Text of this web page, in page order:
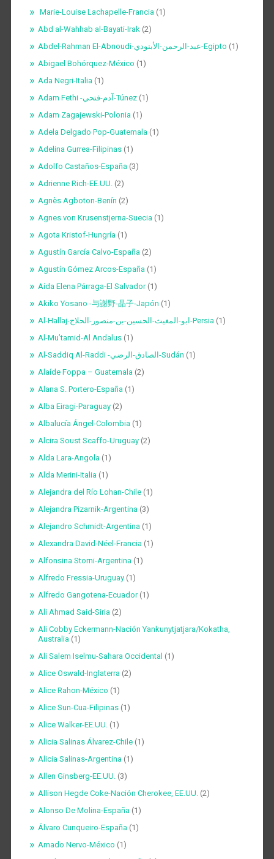
Marie-Louise Lachapelle-Francia (1)
Abd al-Wahhab al-Bayati-Irak (2)
Abdel-Rahman El-Abnoudi-عبد-الرحمن-الأبنودي-Egipto (1)
Abigael Bohórquez-México (1)
Ada Negri-Italia (1)
Adam Fethi -آدم-فتحي-Túnez(1)
Adam Zagajewski-Polonia (1)
Adela Delgado Pop-Guatemala (1)
Adelina Gurrea-Filipinas(1)
Adolfo Castaños-España (3)
Adrienne Rich-EE.UU. (2)
Agnès Agboton-Benín (2)
Agnes von Krusenstjerna-Suecia (1)
Agota Kristof-Hungría (1)
Agustín García Calvo-España (2)
Agustín Gómez Arcos-España (1)
Aída Elena Párraga-El Salvador(1)
Akiko Yosano -与謝野-晶子-Japón (1)
Al-Hallaj-ابو-المغيث-الحسين-بن-منصور-الحلاج-Persia (1)
Al-Mu’tamid-Al Andalus(1)
Al-Saddiq Al-Raddi -الصادق-الرضي-Sudán (1)
Alaíde Foppa – Guatemala (2)
Alana S. Portero-España (1)
Alba Eiragi-Paraguay(2)
Albalucía Ángel-Colombia (1)
Alcira Soust Scaffo-Uruguay(2)
Alda Lara-Angola (1)
Alda Merini-Italia (1)
Alejandra del Río Lohan-Chile(1)
Alejandra Pizarnik-Argentina (3)
Alejandro Schmidt-Argentina (1)
Alexandra David-Néel-Francia (1)
Alfonsina Storni-Argentina (1)
Alfredo Fressia-Uruguay(1)
Alfredo Gangotena-Ecuador(1)
Ali Ahmad Said-Siria (2)
Ali Cobby Eckermann-Nación Yankunytjatjara/Kokatha,
Australia (1)
Ali Salem Iselmu-Sahara Occidental (1)
Alice Oswald-Inglaterra (2)
Alice Rahon-México (1)
Alice Sun-Cua-Filipinas(1)
Alice Walker-EE.UU. (1)
Alicia Salinas Álvarez-Chile(1)
Alicia Salinas-Argentina (1)
Allen Ginsberg-EE.UU. (3)
Allison Hegde Coke-Nación Cherokee, EE.UU. (2)
Alonso De Molina-España (1)
Álvaro Cunqueiro-España (1)
Amado Nervo-México (1)